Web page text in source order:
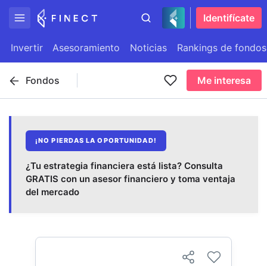
Identifícate
Invertir Asesoramiento Noticias Rankings de fondos
Fondos Me interesa
¡NO PIERDAS LA OPORTUNIDAD!
¿Tu estrategia financiera está lista? Consulta
GRATIS con un asesor financiero y toma ventaja
del mercado